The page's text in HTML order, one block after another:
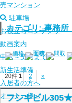
売マンション
駐車場
お役立ちコンテンツ
動画案内
申込～契約まで
新生活準備
入居者の方へ
オーナー様へ
カテゴリ: 事務所
価格 面積 間取
20件 1 2 »
フシキビル